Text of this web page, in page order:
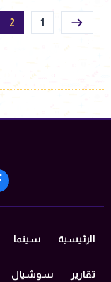
1
2
الرئيسية سينما
تقارير سوشيال